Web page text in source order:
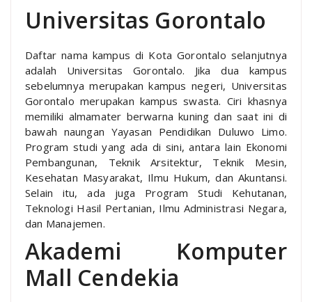
Universitas Gorontalo
Daftar nama kampus di Kota Gorontalo selanjutnya
adalah Universitas Gorontalo. Jika dua kampus
sebelumnya merupakan kampus negeri, Universitas
Gorontalo merupakan kampus swasta. Ciri khasnya
memiliki almamater berwarna kuning dan saat ini di
bawah naungan Yayasan Pendidikan Duluwo Limo.
Program studi yang ada di sini, antara lain Ekonomi
Pembangunan, Teknik Arsitektur, Teknik Mesin,
Kesehatan Masyarakat, Ilmu Hukum, dan Akuntansi.
Selain itu, ada juga Program Studi Kehutanan,
Teknologi Hasil Pertanian, Ilmu Administrasi Negara,
dan Manajemen.
Akademi Komputer
Mall Cendekia